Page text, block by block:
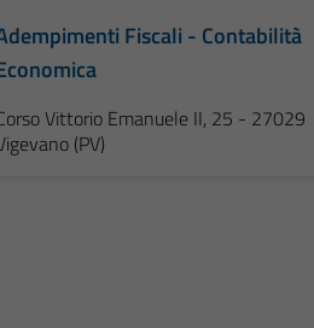
Fiscali - Contabilità
Vittorio Emanuele II, 25 - 27029
(PV)